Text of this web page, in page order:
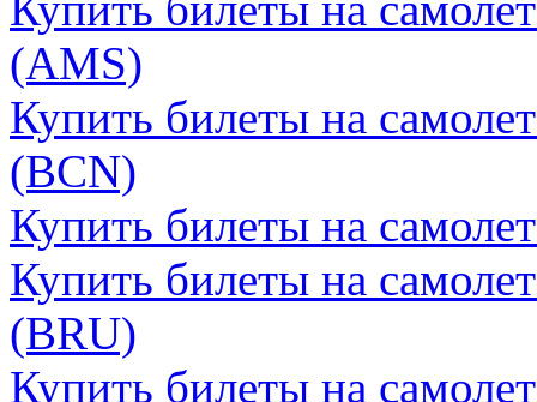
(AMS)
Купить билеты на
(BCN)
Купить билеты на
Купить билеты на
(BRU)
Купить билеты на